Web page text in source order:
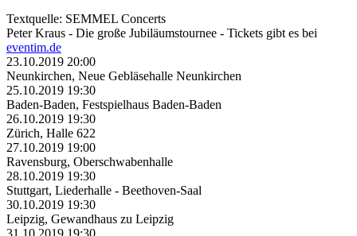
Textquelle: SEMMEL Concerts
Peter Kraus - Die große Jubiläumstournee - Tickets gibt es bei
eventim.de
23.10.2019 20:00
Neunkirchen, Neue Gebläsehalle Neunkirchen
25.10.2019 19:30
Baden-Baden, Festspielhaus Baden-Baden
26.10.2019 19:30
Zürich, Halle 622
27.10.2019 19:00
Ravensburg, Oberschwabenhalle
28.10.2019 19:30
Stuttgart, Liederhalle - Beethoven-Saal
30.10.2019 19:30
Leipzig, Gewandhaus zu Leipzig